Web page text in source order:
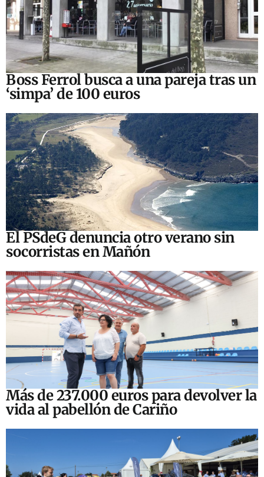
Boss Ferrol busca a una pareja tras un
‘simpa’ de 100 euros
El PSdeG denuncia otro verano sin
socorristas en Mañón
Más de 237.000 euros para devolver la
vida al pabellón de Cariño